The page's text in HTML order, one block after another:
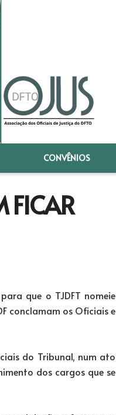
CONVÊNIOS
FICAR
que o TJDFT nomeie
conclamam os Oficiais e
do Tribunal, num ato
dos cargos que se